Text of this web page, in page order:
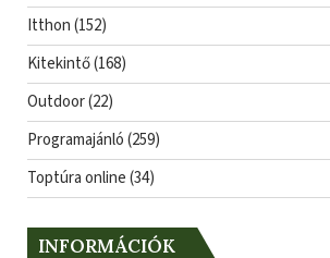
Itthon(152)
Kitekintő(168)
Outdoor(22)
Programajánló(259)
Toptúra online(34)
INFORMÁCIÓK